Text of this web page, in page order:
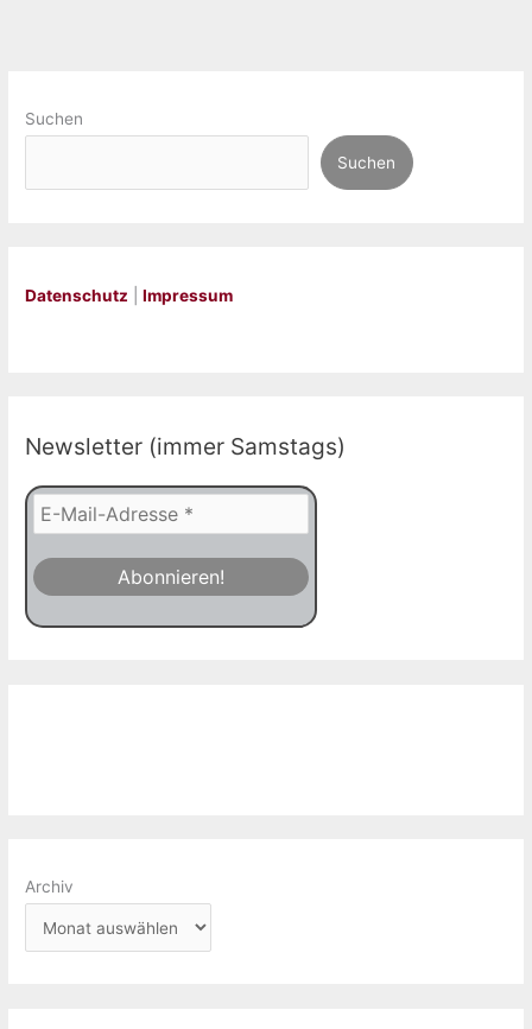
Suchen
Suchen
Datenschutz |Impressum
Newsletter (immer Samstags)
Archiv